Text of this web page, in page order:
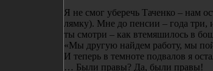
Я не смог уберечь Таченко – нам
лямку). Мне до пенсии – года три,
ты смотри – как втемяшилось в
«Мы другую найдем работу, мы
И теперь в темноте подвалов я
… Были правы? Да, были правы!